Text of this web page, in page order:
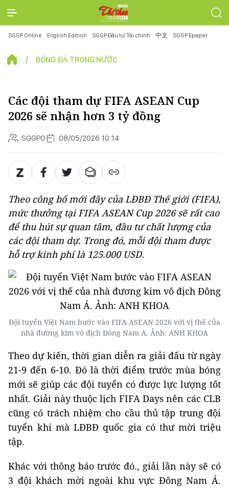
SGGP Online English Edition SGGP Đầu tư Tài chính 中文 SGGP Epaper
BÓNG ĐÁ TRONG NƯỚC
Các đội tham dự FIFA ASEAN Cup
2026 sẽ nhận hơn 3 tỷ đồng
SGGPO 08/05/2026 10:14
Theo công bố mới đây của LĐBĐ Thế giới (FIFA),
mức thưởng tại FIFA ASEAN Cup 2026 sẽ rất cao
để thu hút sự quan tâm, đầu tư chất lượng của
các đội tham dự. Trong đó, mỗi đội tham được
hỗ trợ kinh phí là 125.000 USD.
Đội tuyển Việt Nam bước vào FIFA ASEAN 2026 với vị thế của
nhà đương kim vô địch Đông Nam Á. Ảnh: ANH KHOA
Theo dự kiến, thời gian diễn ra giải đấu từ ngày
21-9 đến 6-10. Đó là thời điểm trước mùa bóng
mới sẽ giúp các đội tuyển có được lực lượng tốt
nhất. Giải này thuộc lịch FIFA Days nên các CLB
cũng có trách nhiệm cho cầu thủ tập trung đội
tuyển khi mà LĐBĐ quốc gia có thư mời triệu
tập.
Khác với thông báo trước đó., giải lần này sẽ có
3 đội khách mời ngoài khu vực Đông Nam Á.